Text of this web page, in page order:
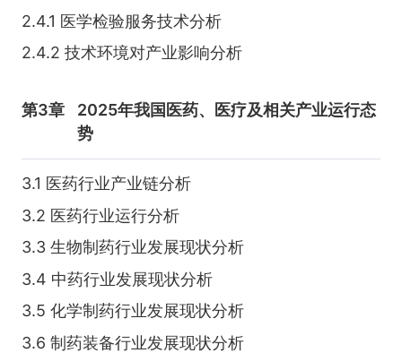
2.4.1 医学检验服务技术分析
2.4.2 技术环境对产业影响分析
第3章
2025年我国医药、医疗及相关产业运行态
势
3.1 医药行业产业链分析
3.2 医药行业运行分析
3.3 生物制药行业发展现状分析
3.4 中药行业发展现状分析
3.5 化学制药行业发展现状分析
3.6 制药装备行业发展现状分析